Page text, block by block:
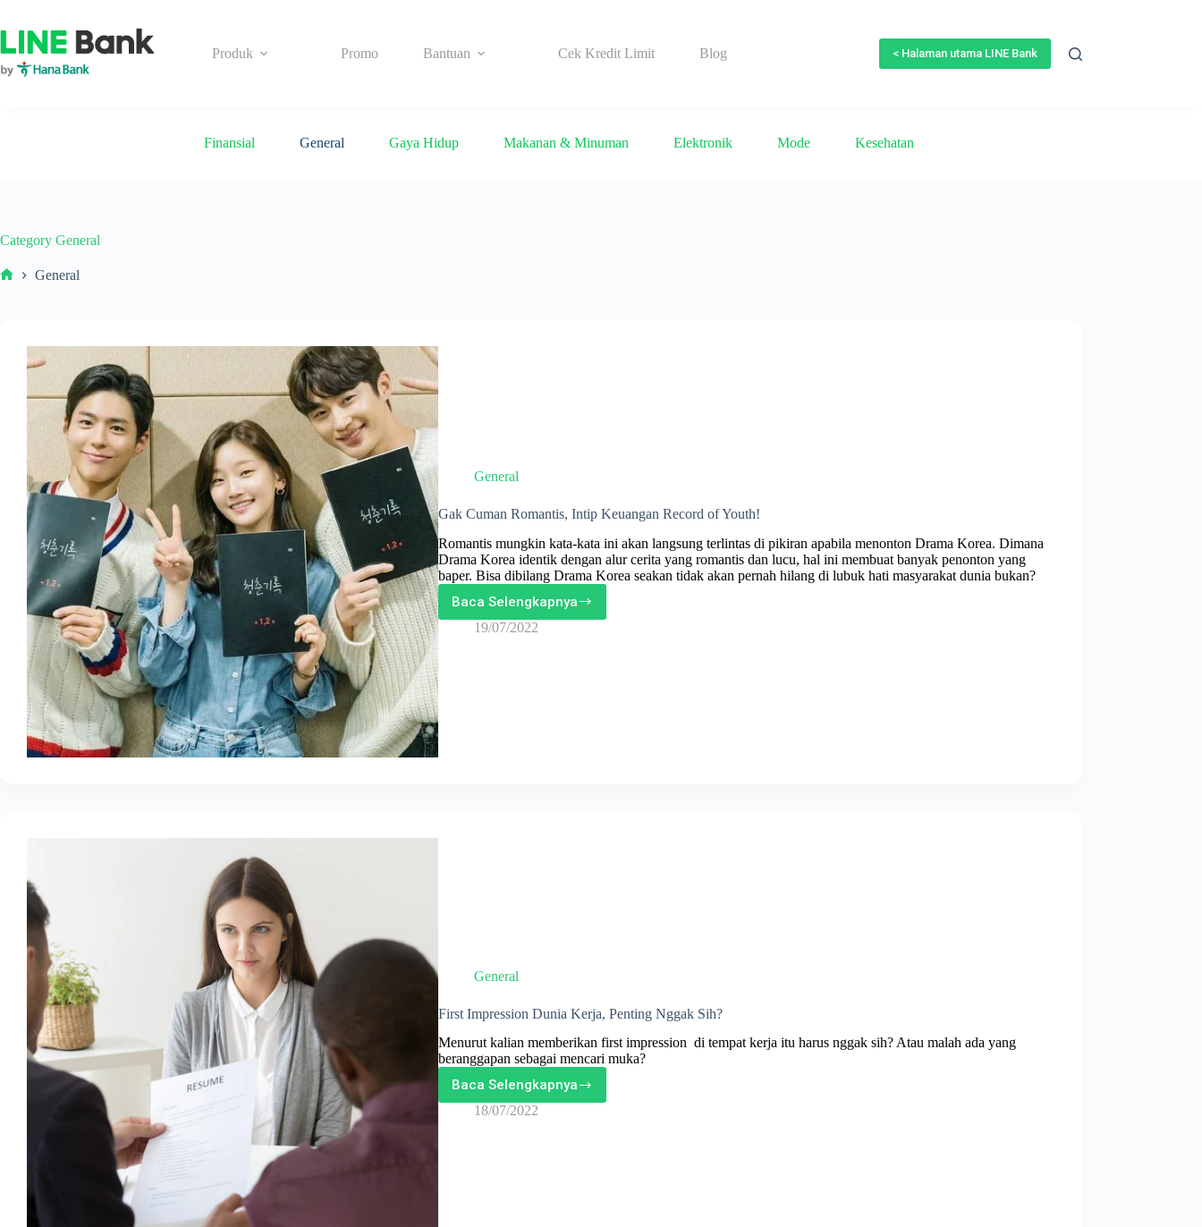
content
Produk
Promo Bantuan Cek Kredit Limit Blog < Halaman utama LINE Bank
Finansial General Gaya Hidup Makanan & Minuman Elektronik Mode Kesehatan
Category General
General
General
Gak Cuman Romantis, Intip Keuangan Record of Youth!
Romantis mungkin kata-kata ini akan langsung terlintas di pikiran apabila menonton Drama Korea. Dimana
Drama Korea identik dengan alur cerita yang romantis dan lucu, hal ini membuat banyak penonton yang
baper. Bisa dibilang Drama Korea seakan tidak akan pernah hilang di lubuk hati masyarakat dunia bukan?
Baca Selengkapnya
Gak
Cuman
19/07/2022
General
First Impression Dunia Kerja, Penting Nggak Sih?
Menurut kalian memberikan first impression di tempat kerja itu harus nggak sih? Atau malah ada yang
beranggapan sebagai mencari muka?
Baca Selengkapnya
First
Impression
18/07/2022